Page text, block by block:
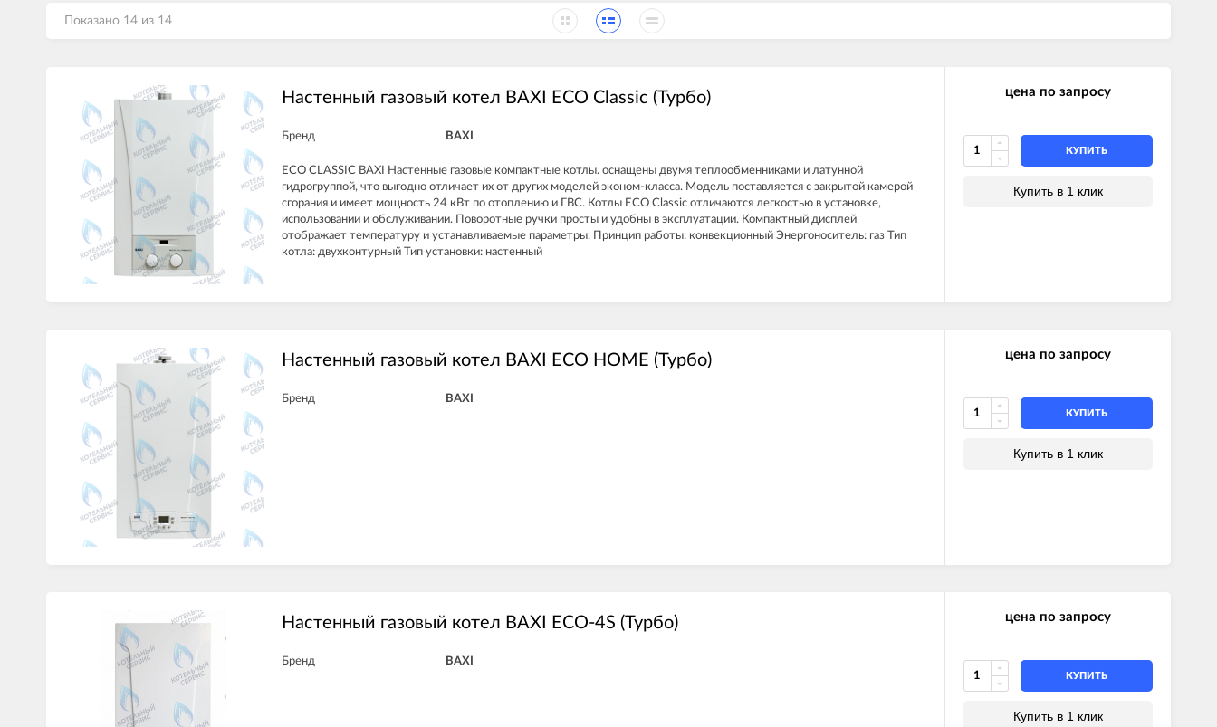
Показано 14 из 14
Настенный газовый котел BAXI ECO Classic (Турбо)
Бренд BAXI
ECO CLASSIC BAXI Настенные газовые компактные котлы. оснащены двумя теплообменниками и латунной
гидрогруппой, что выгодно отличает их от других моделей эконом-класса. Модель поставляется с закрытой камерой
сгорания и имеет мощность 24 кВт по отоплению и ГВС. Котлы ECO Classic отличаются легкостью в установке,
использовании и обслуживании. Поворотные ручки просты и удобны в эксплуатации. Компактный дисплей
отображает температуру и устанавливаемые параметры. Принцип работы: конвекционный Энергоноситель: газ Тип
котла: двухконтурный Тип установки: настенный
цена по запросу
КУПИТЬ
Купить в 1 клик
Настенный газовый котел BAXI ECO HOME (Турбо)
Бренд BAXI
цена по запросу
КУПИТЬ
Купить в 1 клик
Настенный газовый котел BAXI ECO-4S (Турбо)
Бренд BAXI
цена по запросу
КУПИТЬ
Купить в 1 клик